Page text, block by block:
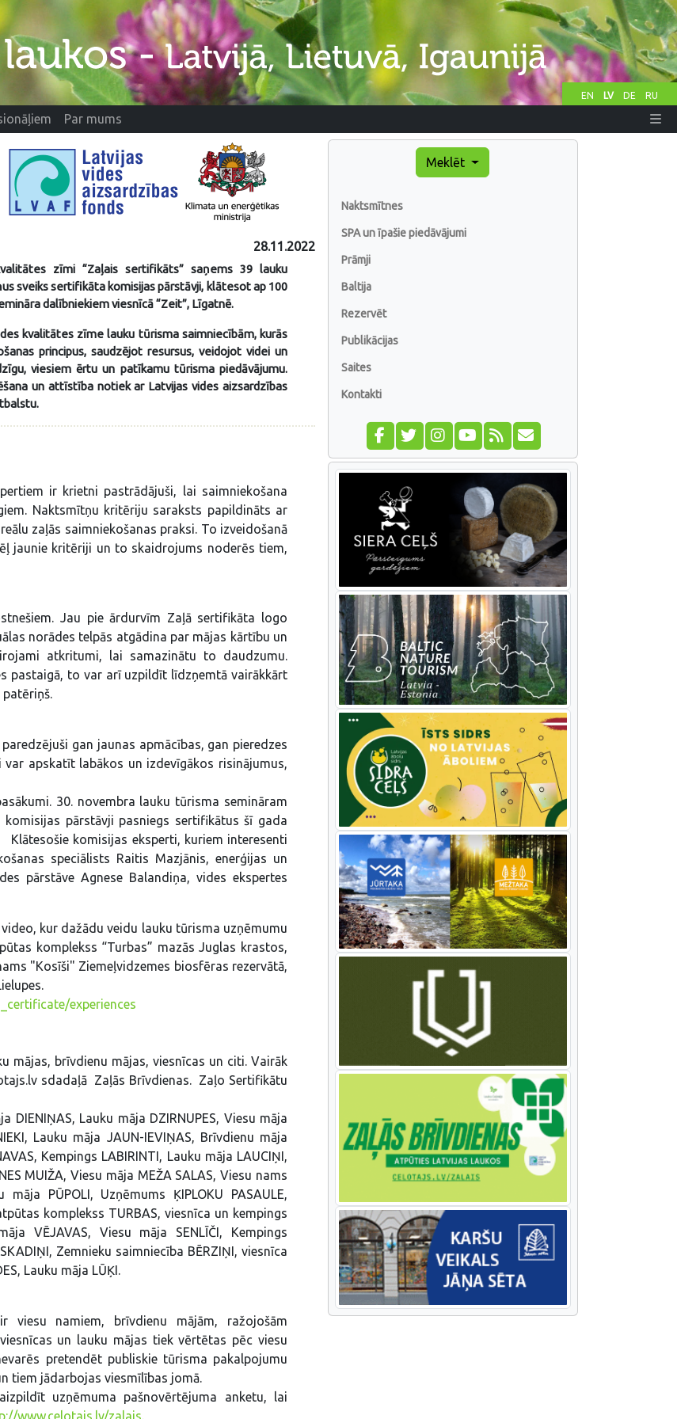
EN LV DE RU
Par mums
28.11.2022
zīmi “Zaļais sertifikāts” saņems 39 lauku
sveiks sertifikāta komisijas pārstāvji, klātesot ap 100
dalībniekiem viesnīcā “Zeit”, Līgatnē.
kvalitātes zīme lauku tūrisma saimniecībām, kurās
principus, saudzējot resursus, veidojot videi un
viesiem ērtu un patīkamu tūrisma piedāvājumu.
un attīstība notiek ar Latvijas vides aizsardzības
ir krietni pastrādājuši, lai saimniekošana
Naktsmītņu kritēriju saraksts papildināts ar
zaļās saimniekošanas praksi. To izveidošanā
jaunie kritēriji un to skaidrojums noderēs tiem,
Jau pie ārdurvīm Zaļā sertifikāta logo
norādes telpās atgādina par mājas kārtību un
atkritumi, lai samazinātu to daudzumu.
pastaigā, to var arī uzpildīt līdzņemtā vairākkārt
gan jaunas apmācības, gan pieredzes
apskatīt labākos un izdevīgākos risinājumus,
30. novembra lauku tūrisma semināram
pārstāvji pasniegs sertifikātus šī gada
komisijas eksperti, kuriem interesenti
speciālists Raitis Mazjānis, enerģijas un
pārstāve Agnese Balandiņa, vides ekspertes
kur dažādu veidu lauku tūrisma uzņēmumu
komplekss “Turbas” mazās Juglas krastos,
"Kosīši" Ziemeļvidzemes biosfēras rezervātā,
experiences
mājas, brīvdienu mājas, viesnīcas un citi. Vairāk
sdadaļā Zaļās Brīvdienas. Zaļo Sertifikātu
DIENIŅAS, Lauku māja DZIRNUPES, Viesu māja
Lauku māja JAUN-IEVIŅAS, Brīvdienu māja
Kempings LABIRINTI, Lauku māja LAUCIŅI,
MUIŽA, Viesu māja MEŽA SALAS, Viesu nams
PŪPOLI, Uzņēmums ĶIPLOKU PASAULE,
komplekss TURBAS, viesnīca un kempings
VĒJAVAS, Viesu māja SENLĪČI, Kempings
Zemnieku saimniecība BĒRZIŅI, viesnīca
Lauku māja LŪĶI.
namiem, brīvdienu mājām, ražojošām
un lauku mājas tiek vērtētas pēc viesu
pretendēt publiskie tūrisma pakalpojumu
tiem jādarbojas viesmīlības jomā.
uzņēmuma pašnovērtējuma anketu, lai
www.celotajs.lv/zalais.
Meklēt
Naktsmītnes
SPA un īpašie piedāvājumi
Prāmji
Baltija
Rezervēt
Publikācijas
Saites
Kontakti